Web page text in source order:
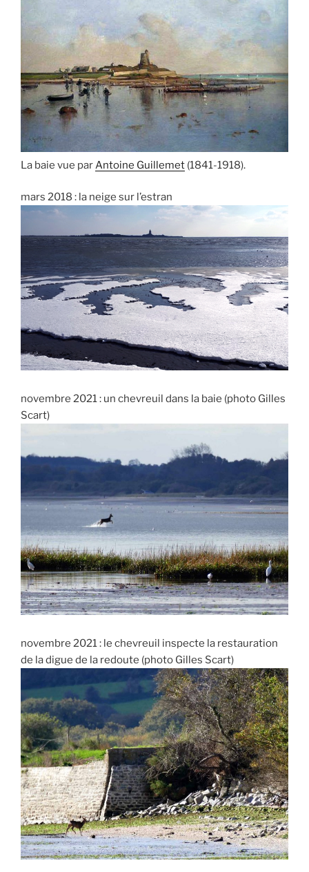
La baie vue par Antoine Guillemet (1841-1918).
mars 2018 : la neige sur l’estran
novembre 2021 : un chevreuil dans la baie (photo Gilles
Scart)
novembre 2021 : le chevreuil inspecte la restauration
de la digue de la redoute (photo Gilles Scart)